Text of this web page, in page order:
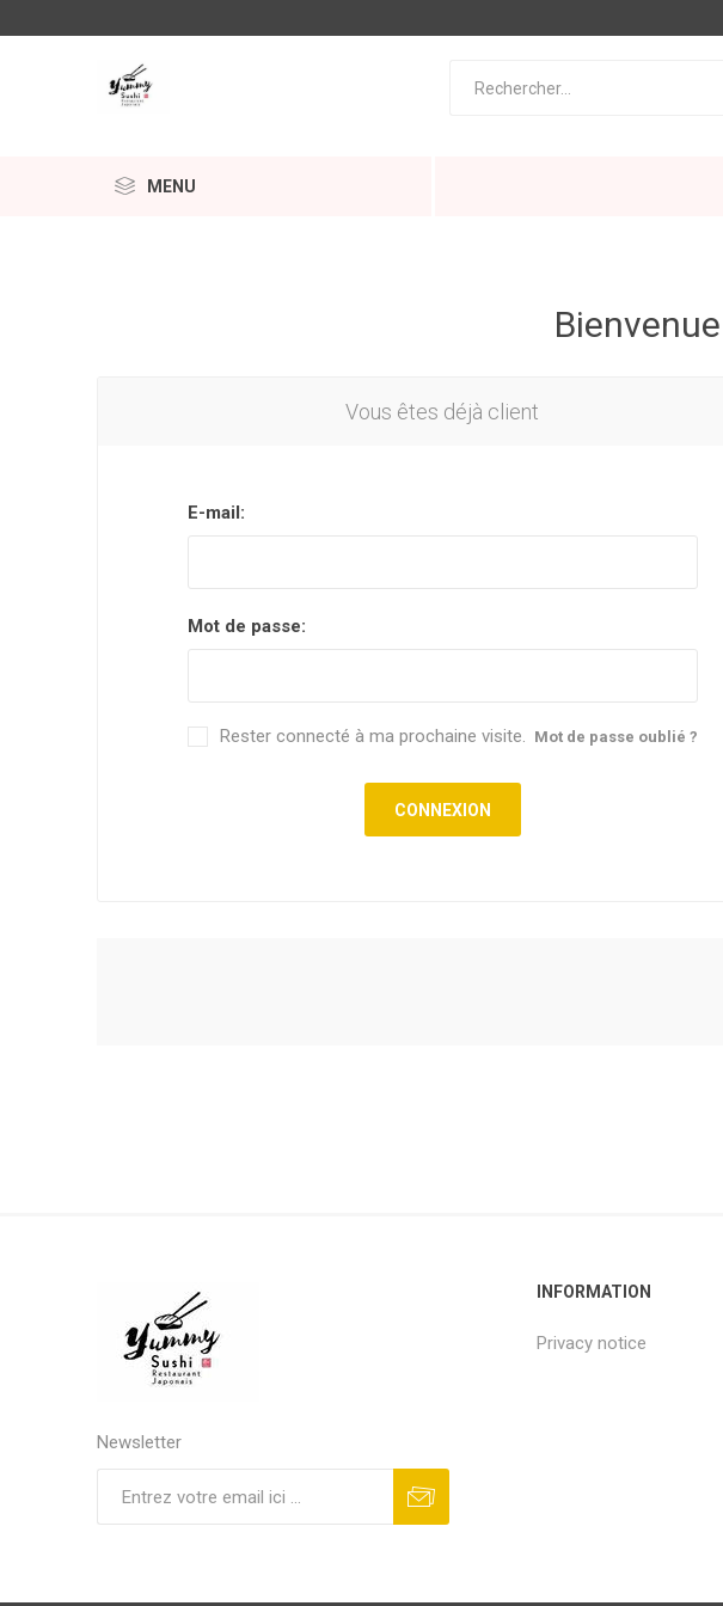
MENU
Vous êtes déjà client
E-mail:
Mot de passe:
Mot de passe oublié ?
Rester connecté à ma prochaine visite.
Newsletter
INFORMATION
Privacy notice